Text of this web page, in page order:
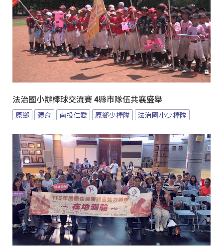
法治國小辦棒球交流賽 4縣市隊伍共襄盛舉
原鄉 體育 南投仁愛 原鄉少棒隊 法治國小少棒隊